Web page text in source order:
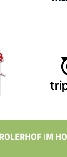
IM